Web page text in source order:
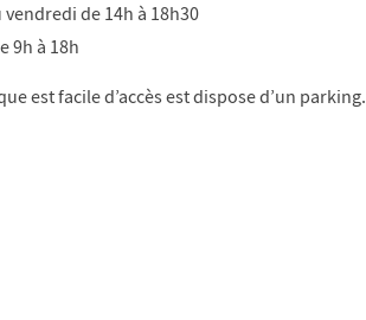
vendredi de 14h à 18h30
9h à 18h
est facile d’accès est dispose d’un parking.